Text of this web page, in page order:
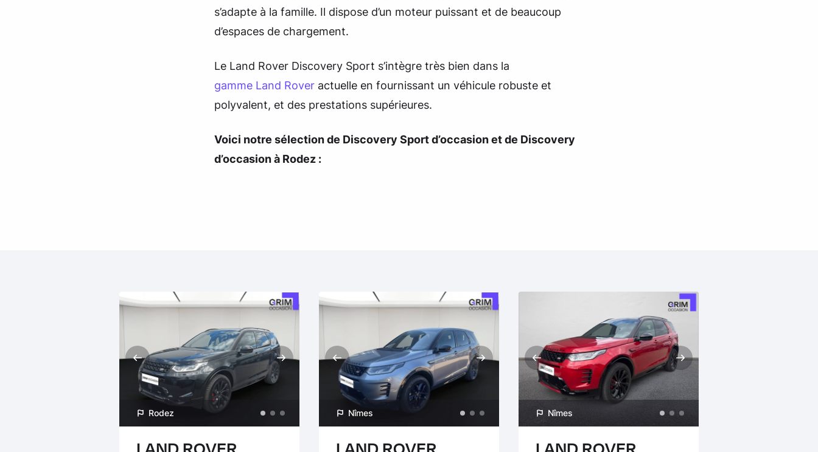
s’adapte à la famille. Il dispose d’un moteur puissant et de beaucoup
d’espaces de chargement.
Le Land Rover Discovery Sport s’intègre très bien dans la
gamme Land Rover actuelle en fournissant un véhicule robuste et
polyvalent, et des prestations supérieures.
Voici notre sélection de Discovery Sport d’occasion et de Discovery
d’occasion à Rodez :
Rodez Nîmes Nîmes